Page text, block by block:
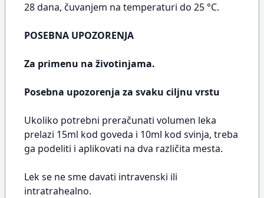
28 dana, čuvanjem na temperaturi do 25 °C.
POSEBNA UPOZORENJA
Za primenu na životinjama.
Posebna upozorenja za svaku ciljnu vrstu
Ukoliko potrebni preračunati volumen leka
prelazi 15ml kod goveda i 10ml kod svinja, treba
ga podeliti i aplikovati na dva različita mesta.
Lek se ne sme davati intravenski ili
intratrahealno.